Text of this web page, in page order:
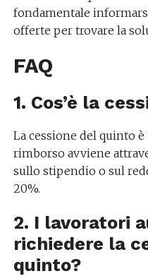
fondamentale
offerte per trovare la
FAQ
1. Cos’è la
La cessione del quinto
rimborso avviene
sullo stipendio o sul
20%.
2. I lavoratori
richiedere la
quinto?